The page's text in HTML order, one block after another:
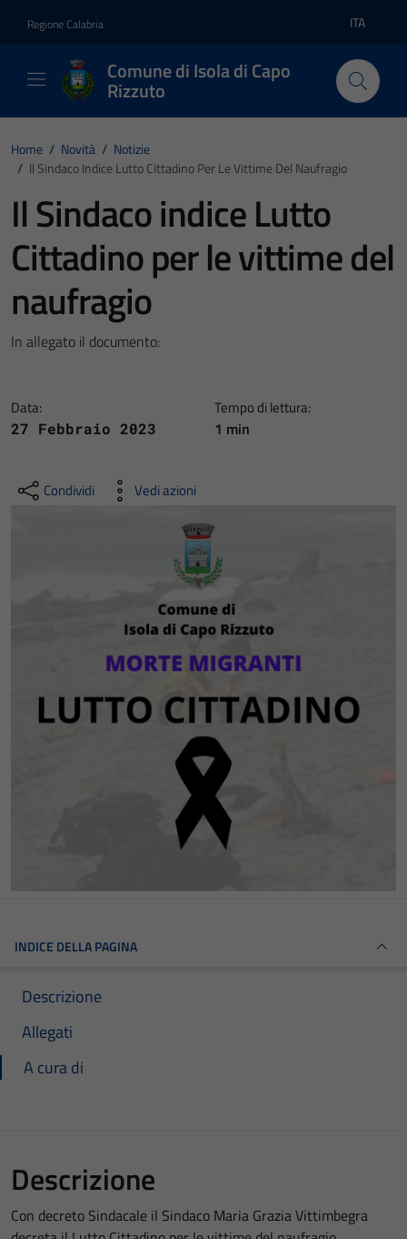
Regione Calabria Lingua
ITA
Comune di Isola di Capo
Rizzuto
Home / Novità / Notizie
/ Il Sindaco Indice Lutto Cittadino Per Le Vittime Del Naufragio
Il Sindaco indice Lutto
Cittadino per le vittime del
naufragio
In allegato il documento:
Data:
27 Febbraio 2023
Tempo di lettura:
1 min
Condividi Vedi azioni
INDICE DELLA PAGINA
Descrizione
Allegati
A cura di
Descrizione
Con decreto Sindacale il Sindaco Maria Grazia Vittimbegra